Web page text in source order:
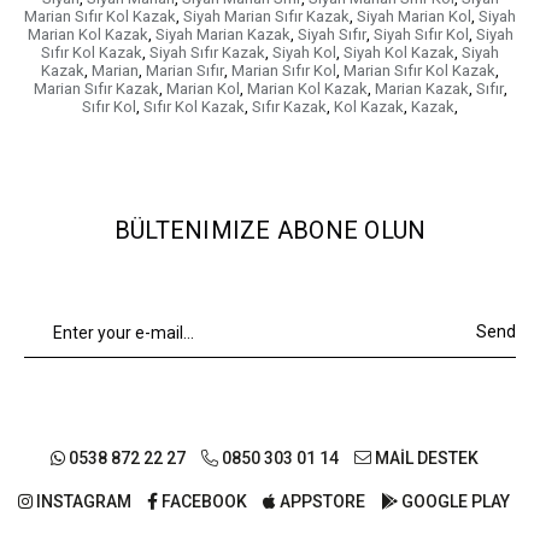
Marian Sıfır Kol Kazak Siyah Marian Sıfır Kazak Siyah Marian Kol Siyah
Marian Kol Kazak Siyah Marian Kazak Siyah Sıfır, Siyah Sıfır Kol Siyah
Sıfır Kol Kazak Siyah Sıfır Kazak Siyah Kol Siyah Kol Kazak Siyah
Kazak Marian Marian Sıfır Marian Sıfır Kol Marian Sıfır Kol Kazak
Marian Sıfır Kazak Marian Kol Marian Kol Kazak Marian Kazak Sıfır,
Sıfır Kol Sıfır Kol Kazak Sıfır Kazak Kol Kazak Kazak
BÜLTENIMIZE ABONE OLUN
Send
0538 872 22 27 0850 303 01 14 MAİL DESTEK
INSTAGRAM FACEBOOK APPSTORE GOOGLE PLAY